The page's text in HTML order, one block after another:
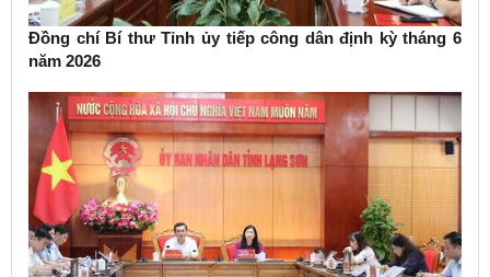
Đồng chí Bí thư Tỉnh ủy tiếp công dân định kỳ tháng 6
năm 2026